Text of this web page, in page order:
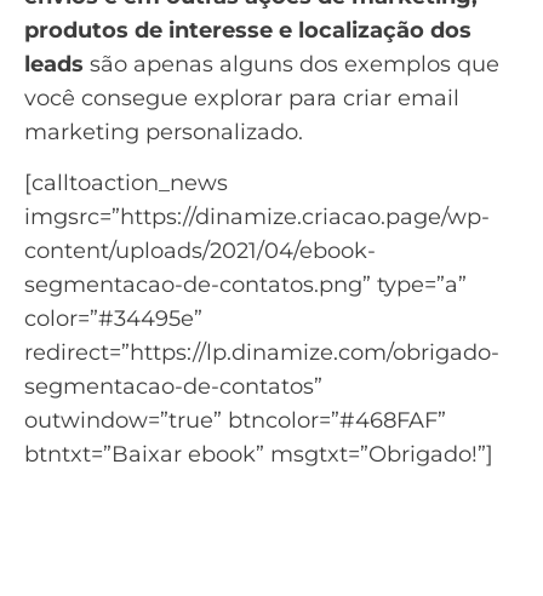
produtos de interesse e localização dos
leads são apenas alguns dos exemplos que
você consegue explorar para criar email
marketing personalizado.
[calltoaction_news
imgsrc=”https://dinamize.criacao.page/wp-
content/uploads/2021/04/ebook-
segmentacao-de-contatos.png” type=”a”
color=”#34495e”
redirect=”https://lp.dinamize.com/obrigado-
segmentacao-de-contatos”
outwindow=”true” btncolor=”#468FAF”
btntxt=”Baixar ebook” msgtxt=”Obrigado!”]